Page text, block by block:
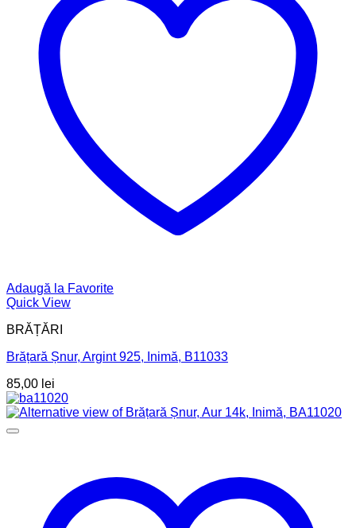
Adaugă la Favorite
Quick View
BRĂȚĂRI
Brățară Șnur, Argint 925, Inimă, B11033
85,00 lei